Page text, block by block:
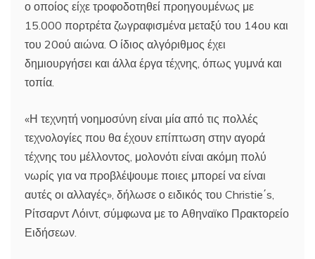
ο οποίος είχε τροφοδοτηθεί προηγουμένως με
15.000 πορτρέτα ζωγραφισμένα μεταξύ του 14ου και
του 20ού αιώνα. Ο ίδιος αλγόριθμος έχει
δημιουργήσει και άλλα έργα τέχνης, όπως γυμνά και
τοπία.
«Η τεχνητή νοημοσύνη είναι μία από τις πολλές
τεχνολογίες που θα έχουν επίπτωση στην αγορά
τέχνης του μέλλοντος, μολονότι είναι ακόμη πολύ
νωρίς για να προβλέψουμε ποιες μπορεί να είναι
αυτές οι αλλαγές», δήλωσε ο ειδικός του Christie΄s,
Ρίτσαρντ Λόιντ, σύμφωνα με το Αθηναϊκο Πρακτορείο
Ειδήσεων.